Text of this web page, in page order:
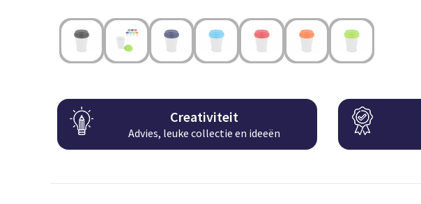
Creativiteit
Advies, leuke collectie en ideeën